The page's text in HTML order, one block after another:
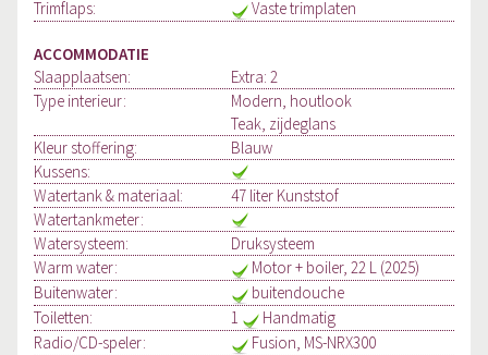
Trimflaps:
Vaste trimplaten
ACCOMMODATIE
Slaapplaatsen:
Extra: 2
Type interieur:
Modern, houtlook
Teak, zijdeglans
Kleur stoffering:
Blauw
Kussens:
Watertank & materiaal:
47 liter Kunststof
Watertankmeter:
Watersysteem:
Druksysteem
Warm water:
Motor + boiler, 22 L (2025)
Buitenwater:
buitendouche
Toiletten:
1
Handmatig
Radio/CD-speler:
Fusion, MS-NRX300